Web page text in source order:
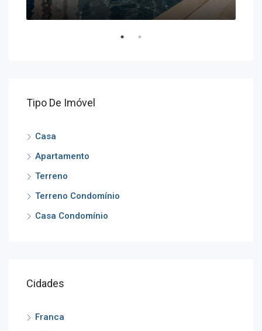
Tipo De Imóvel
Casa
Apartamento
Terreno
Terreno Condomínio
Casa Condomínio
Cidades
Franca